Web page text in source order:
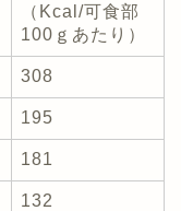
（Kcal/可食部
100ｇあたり）
308
195
181
132